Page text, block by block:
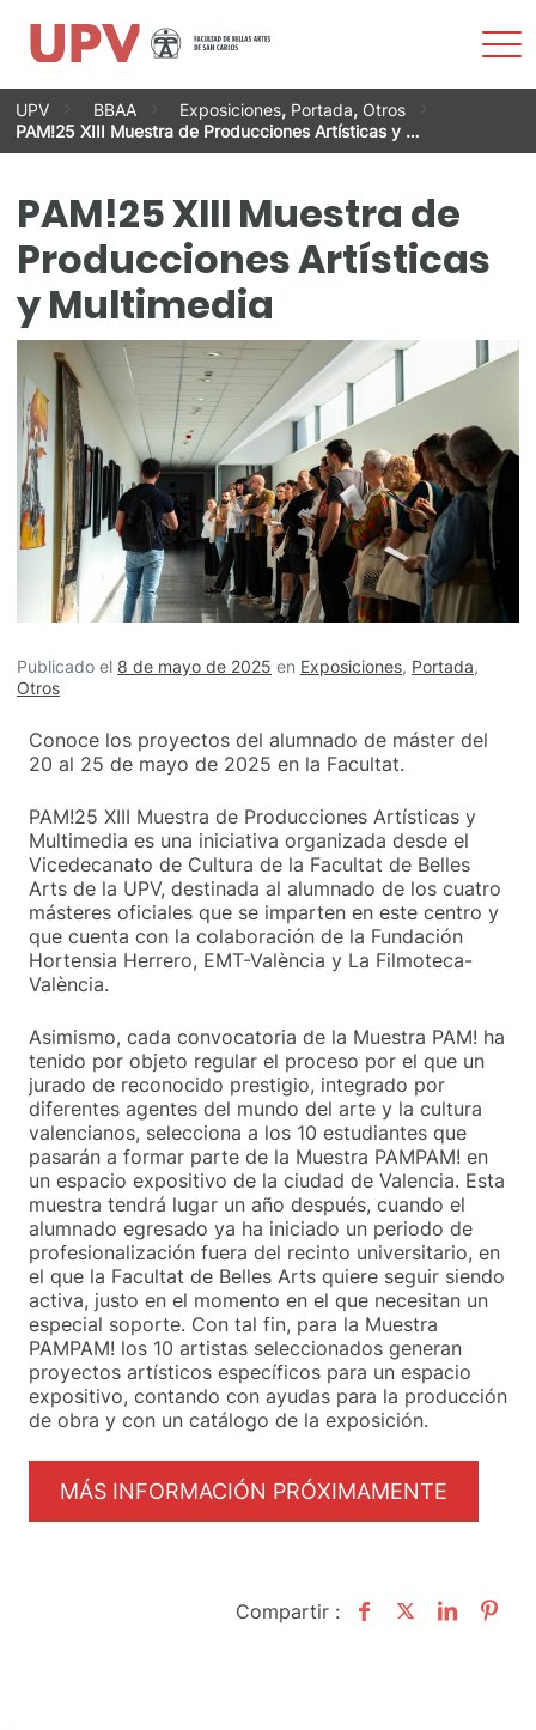
Saltar
contenido
UPV BBAA Exposiciones, Portada,Otros
PAM!25 XIII Muestra de Producciones Artísticas y …
PAM!25 XIII Muestra de
Producciones Artísticas
y Multimedia
Publicado el 8 de mayo de 2025 en Exposiciones, Portada,
Otros
Conoce los proyectos del alumnado de máster del
20 al 25 de mayo de 2025 en la Facultat.
PAM!25 XIII Muestra de Producciones Artísticas y
Multimedia es una iniciativa organizada desde el
Vicedecanato de Cultura de la Facultat de Belles
Arts de la UPV, destinada al alumnado de los cuatro
másteres oficiales que se imparten en este centro y
que cuenta con la colaboración de la Fundación
Hortensia Herrero, EMT-València y La Filmoteca-
València.
Asimismo, cada convocatoria de la Muestra PAM! ha
tenido por objeto regular el proceso por el que un
jurado de reconocido prestigio, integrado por
diferentes agentes del mundo del arte y la cultura
valencianos, selecciona a los 10 estudiantes que
pasarán a formar parte de la Muestra PAMPAM! en
un espacio expositivo de la ciudad de Valencia. Esta
muestra tendrá lugar un año después, cuando el
alumnado egresado ya ha iniciado un periodo de
profesionalización fuera del recinto universitario, en
el que la Facultat de Belles Arts quiere seguir siendo
activa, justo en el momento en el que necesitan un
especial soporte. Con tal fin, para la Muestra
PAMPAM! los 10 artistas seleccionados generan
proyectos artísticos específicos para un espacio
expositivo, contando con ayudas para la producción
de obra y con un catálogo de la exposición.
MÁS INFORMACIÓN PRÓXIMAMENTE
Compartir :